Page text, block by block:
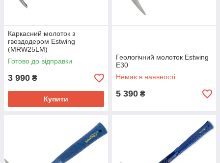
Каркасний молоток з
гвоздодером Estwing
(MRW25LM)
Готово до відправки
3 990 ₴
Купити
Геологічний молоток Estwing
E30
Немає в наявності
5 390 ₴